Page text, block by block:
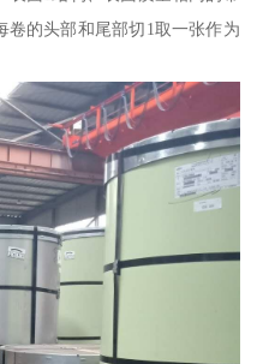
的头部和尾部切1取一张作为